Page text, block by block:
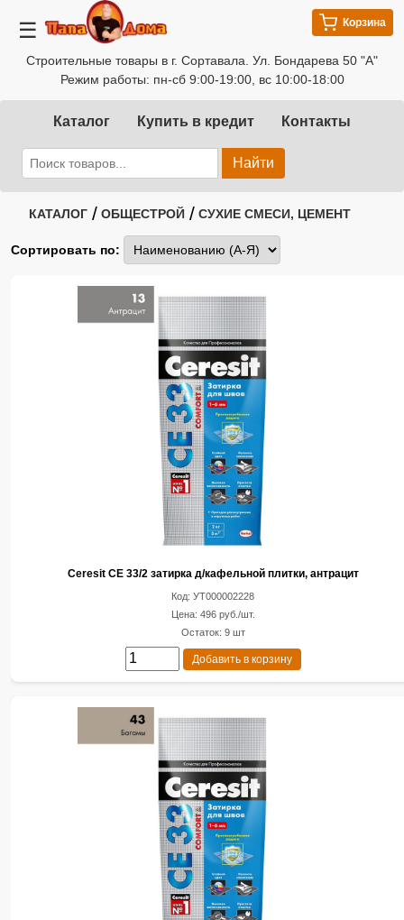
☰
Строительные товары в г. Сортавала. Ул. Бондарева 50 "А"
Режим работы: пн-сб 9:00-19:00, вс 10:00-18:00
Корзина
Каталог Купить в кредит Контакты
Найти
КАТАЛОГ / ОБЩЕСТРОЙ / СУХИЕ СМЕСИ, ЦЕМЕНТ
Сортировать по:
Ceresit CE 33/2 затирка д/кафельной плитки, антрацит
Код: УТ000002228
Цена: 496 руб./шт.
Остаток: 9 шт
Добавить в корзину